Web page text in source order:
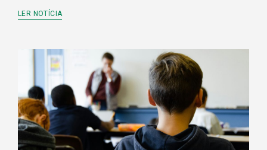
LER NOTÍCIA